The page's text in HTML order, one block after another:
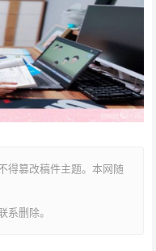
得篡改稿件主题。本网随
删除。